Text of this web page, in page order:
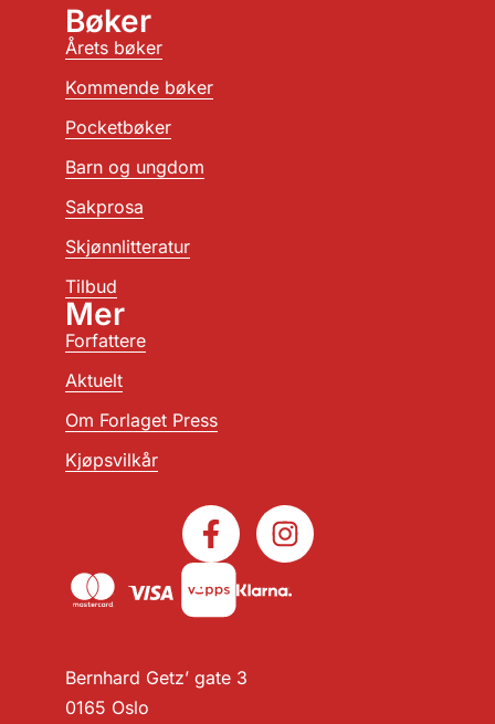
Bernhard Getz’ gate 3
0165 Oslo
Bøker
Årets bøker
Kommende bøker
Pocketbøker
Barn og ungdom
Sakprosa
Skjønnlitteratur
Tilbud
Mer
Forfattere
Aktuelt
Om Forlaget Press
Kjøpsvilkår